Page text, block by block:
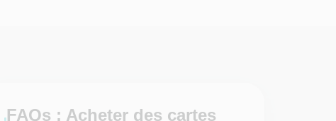
FAQs : Acheter des cartes